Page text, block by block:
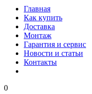
Главная
Как купить
Доставка
Монтаж
Гарантия и сервис
Новости и статьи
Контакты
0